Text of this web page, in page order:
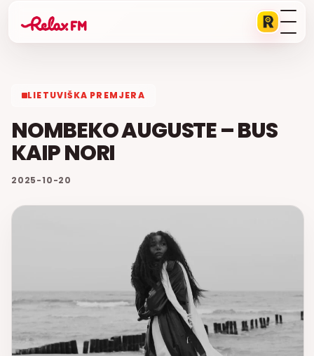
LIETUVIŠKA PREMJERA
NOMBEKO AUGUSTE – BUS
KAIP NORI
2025-10-20